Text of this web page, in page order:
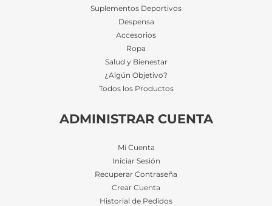
Suplementos Deportivos
Despensa
Accesorios
Ropa
Salud y Bienestar
¿Algún Objetivo?
Todos los Productos
ADMINISTRAR CUENTA
Mi Cuenta
Iniciar Sesión
Recuperar Contraseña
Crear Cuenta
Historial de Pedidos